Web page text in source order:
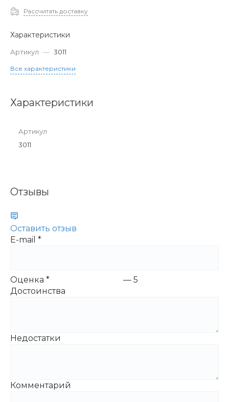
Рассчитать доставку
Характеристики
Артикул — 3011
Все характеристики
Характеристики
Артикул
3011
Отзывы
Оставить отзыв
E-mail *
Оценка * — 5
Достоинства
Недостатки
Комментарий